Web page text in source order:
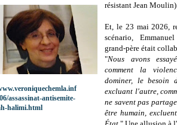
résistant Jean
Et, le 23 mai 2026,
scénario,
grand-père était
"Nous avons
comment la
dominer, le besoin
excluant l'autre,
ne savent pas
être humain,
assassinat-antisemite-
halimi.html